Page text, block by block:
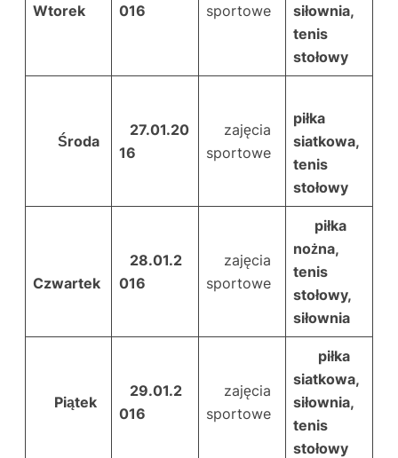
Wtorek
016
sportowe
siłownia,
tenis
stołowy
Środa
27.01.20
16
zajęcia
sportowe
piłka
siatkowa,
tenis
stołowy
Czwartek
28.01.2
016
zajęcia
sportowe
piłka
nożna,
tenis
stołowy,
siłownia
Piątek
29.01.2
016
zajęcia
sportowe
piłka
siatkowa,
siłownia,
tenis
stołowy